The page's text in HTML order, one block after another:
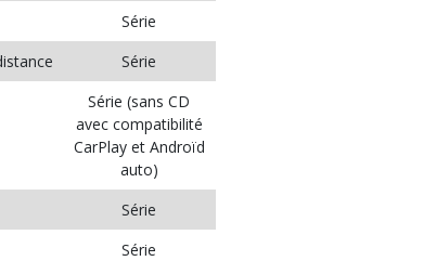
Série
Série
Série (sans CD
avec compatibilité
CarPlay et Androïd
auto)
Série
Série